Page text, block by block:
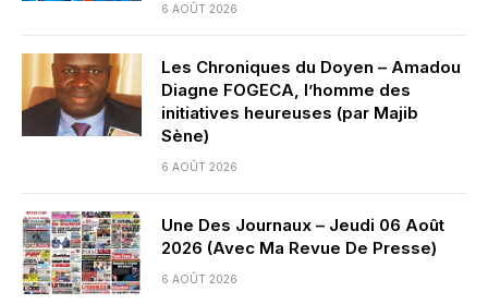
6 AOÛT 2026
Les Chroniques du Doyen – Amadou
Diagne FOGECA, l’homme des
initiatives heureuses (par Majib
Sène)
6 AOÛT 2026
Une Des Journaux – Jeudi 06 Août
2026 (Avec Ma Revue De Presse)
6 AOÛT 2026